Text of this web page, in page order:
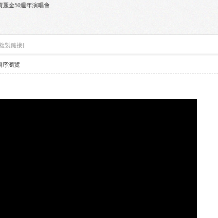
麗金50週年演唱會
製鏈接]
序瀏覽